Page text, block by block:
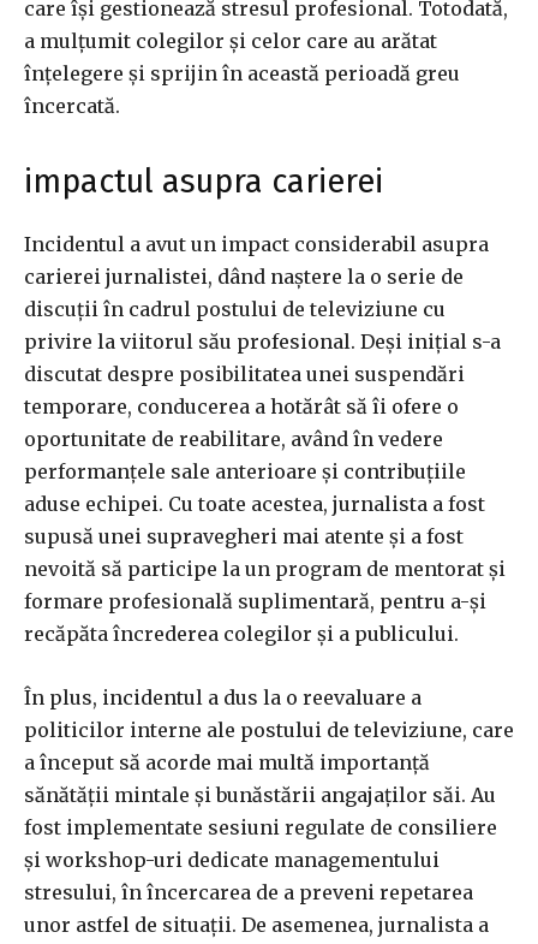
care își gestionează stresul profesional. Totodată,
a mulțumit colegilor și celor care au arătat
înțelegere și sprijin în această perioadă greu
încercată.
impactul asupra carierei
Incidentul a avut un impact considerabil asupra
carierei jurnalistei, dând naștere la o serie de
discuții în cadrul postului de televiziune cu
privire la viitorul său profesional. Deși inițial s-a
discutat despre posibilitatea unei suspendări
temporare, conducerea a hotărât să îi ofere o
oportunitate de reabilitare, având în vedere
performanțele sale anterioare și contribuțiile
aduse echipei. Cu toate acestea, jurnalista a fost
supusă unei supravegheri mai atente și a fost
nevoită să participe la un program de mentorat și
formare profesională suplimentară, pentru a-și
recăpăta încrederea colegilor și a publicului.
În plus, incidentul a dus la o reevaluare a
politicilor interne ale postului de televiziune, care
a început să acorde mai multă importanță
sănătății mintale și bunăstării angajaților săi. Au
fost implementate sesiuni regulate de consiliere
și workshop-uri dedicate managementului
stresului, în încercarea de a preveni repetarea
unor astfel de situații. De asemenea, jurnalista a